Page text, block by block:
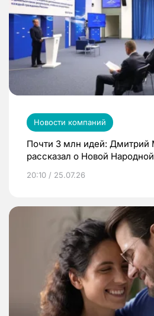
Новости компаний
Почти 3 млн идей: Дмитрий
рассказал о Новой
20:10 / 25.07.26